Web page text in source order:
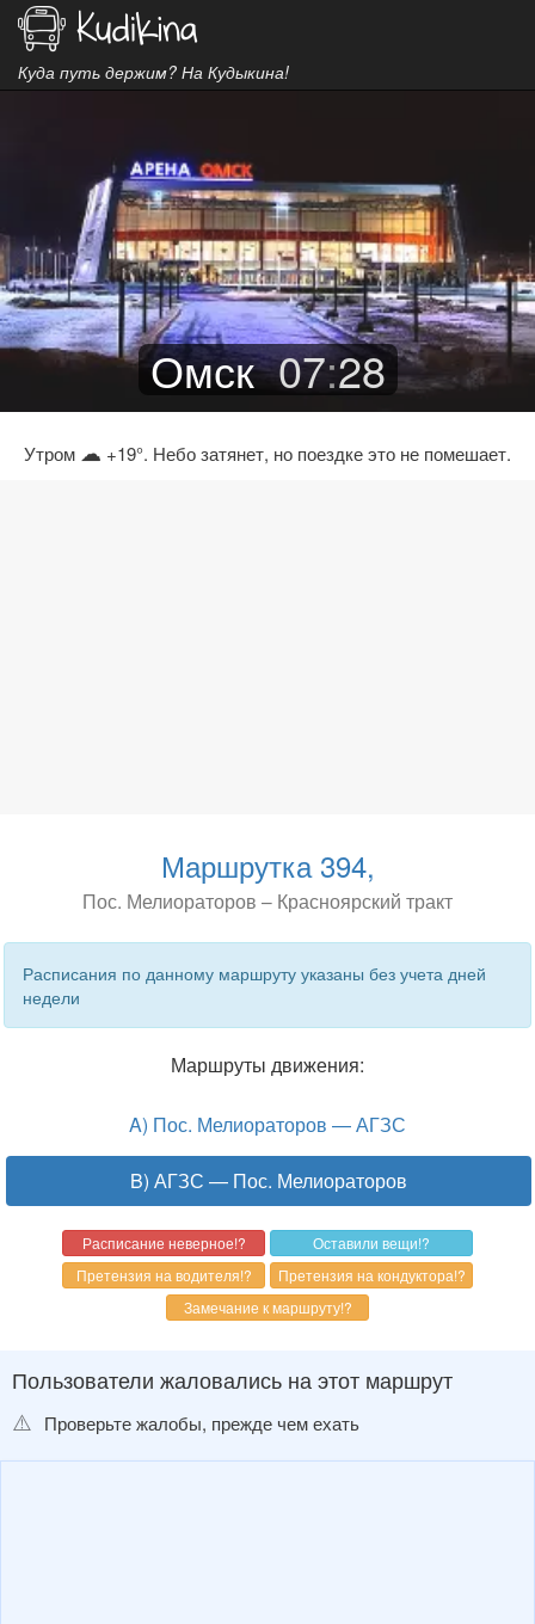
Куда путь держим? На Кудыкина!
Омск 07:28
Утром ☁ +19°. Небо затянет, но поездке это не помешает.
Маршрутка 394,
Пос. Мелиораторов – Красноярский тракт
Расписания по данному маршруту указаны без учета дней
недели
Маршруты движения:
A) Пос. Мелиораторов — АГЗС
B) АГЗС — Пос. Мелиораторов
Пользователи жаловались на этот маршрут
⚠️
Проверьте жалобы, прежде чем ехать